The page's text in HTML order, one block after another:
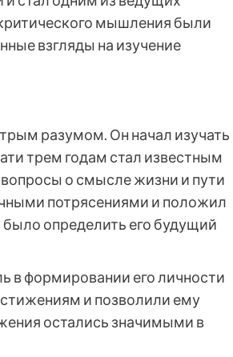
мышления были
взгляды на изучение
разумом. Он начал изучать
трем годам стал известным
о смысле жизни и пути
потрясениями и положил
определить его будущий
в формировании его личности
и позволили ему
остались значимыми в